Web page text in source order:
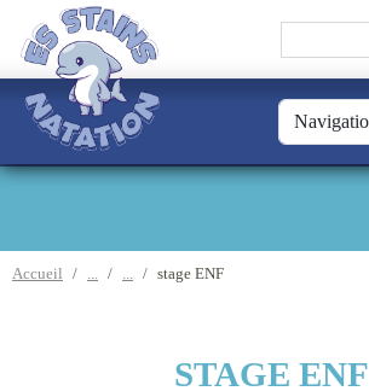
Accueil stage ENF
STAGE ENF
Panneau de gestion des cookies